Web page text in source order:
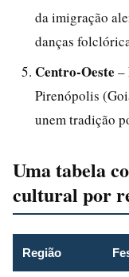
da imigração
danças
Centro-Oeste –
Pirenópolis
unem tradição
Uma tabela
cultural por
Região